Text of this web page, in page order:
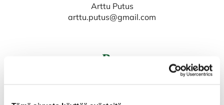
Arttu Putus
​​​​​​​arttu.putus@gmail.com
Pro